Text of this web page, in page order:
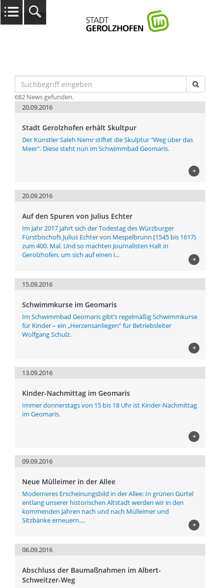
682 News gefunden.
20.09.2016
Stadt Gerolzhofen erhält Skultpur
Der Künstler Saleh Nemr stiftet die Skulptur "Weg über das
Meer". Diese steht nun im Schwimmbad Geomaris.
+
20.09.2016
Auf den Spuren von Julius Echter
Im Jahr 2017 jährt sich der Todestag des Würzburger
Fürstbischofs Julius Echter von Mespelbrunn (1545 bis 1617)
zum 400. Mal. Und so machten Journalisten Halt in
Gerolzhofen, um sich auf einen i...
+
15.09.2016
Schwimmkurse im Geomaris
Im Schwimmbad Geomaris gibt’s regelmäßig Schwimmkurse
für Kinder – ein „Herzensanliegen“ für Betriebsleiter
Wolfgang Schulz.
+
13.09.2016
Kinder-Nachmittag im Geomaris
Immer donnerstags von 15 bis 18 Uhr ist Kinder-Nachmittag
im Geomaris.
+
09.09.2016
Neue Mülleimer in der Allee
Moderneres Erscheinungsbild in der Allee: In grünen Gürtel
entlang unserer historischen Altstadt werden wir in den
kommenden Jahren nach und nach Mülleimer und
Sitzbänke erneuern....
+
06.09.2016
Abschluss der Baumaßnahmen im Albert-
Schweitzer-Weg